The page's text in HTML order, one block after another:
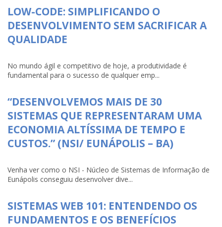
LOW-CODE: SIMPLIFICANDO O
DESENVOLVIMENTO SEM SACRIFICAR A
QUALIDADE
No mundo ágil e competitivo de hoje, a produtividade é
fundamental para o sucesso de qualquer emp...
“DESENVOLVEMOS MAIS DE 30
SISTEMAS QUE REPRESENTARAM UMA
ECONOMIA ALTÍSSIMA DE TEMPO E
CUSTOS.” (NSI/ EUNÁPOLIS – BA)
Venha ver como o NSI - Núcleo de Sistemas de Informação de
Eunápolis conseguiu desenvolver dive...
SISTEMAS WEB 101: ENTENDENDO OS
FUNDAMENTOS E OS BENEFÍCIOS